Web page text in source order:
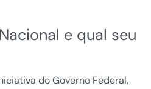
e qual seu
do Governo Federal,